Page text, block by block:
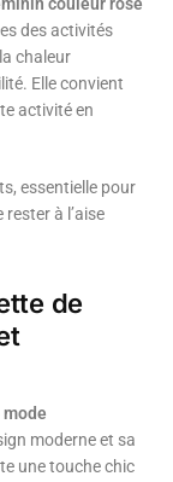
couleur rose
des activités
chaleur
Elle convient
activité en
essentielle pour
à l’aise
de
moderne et sa
une touche chic